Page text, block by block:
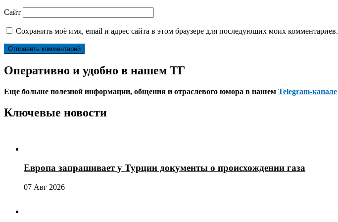
Сайт
Сохранить моё имя, email и адрес сайта в этом браузере для последующих моих комментариев.
Оперативно и удобно в нашем ТГ
Еще больше полезной информации, общения и отраслевого юмора в нашем Telegram-канале
Ключевые новости
Европа запрашивает у Турции документы о происхождении газа
07 Авг 2026